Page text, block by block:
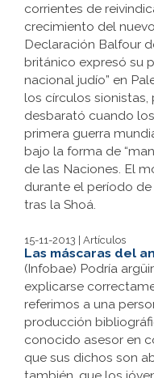
corrientes de
crecimiento del
Declaración Balfour
británico expresó su
nacional judío” en
los círculos
desbarató cuando
primera guerra
bajo la forma de
de las Naciones. El
durante el período
tras la Shoá.
15-11-2013 | Artículos
Las máscaras del
(Infobae) Podría
explicarse
referimos a una
producción
conocido asesor en
que sus dichos son